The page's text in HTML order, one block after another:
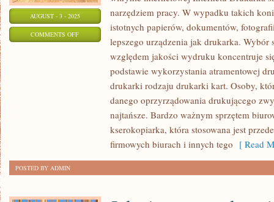
AUGUST - 3 - 2025
COMMENTS OFFON
ZAPROJEKTOWAĆ,
UTWORZYĆ
narzędziem pracy. W wypadku takich
istotnych papierów, dokumentów,
lepszego urządzenia jak drukarka. Wybór
względem jakości wydruku koncentruje
podstawie wykorzystania atramentowej
drukarki rodzaju drukarki kart. Osoby,
danego oprzyrządowania drukującego
najtańsze. Bardzo ważnym sprzętem
kserokopiarka, która stosowana jest
firmowych biurach i innych tego [ Read
POSTED BY ADMIN